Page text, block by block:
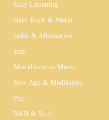
Easy Listening
Hard Rock & Metal
Indie & Alternative
Jazz
Miscellaneous Music
New Age & Meditation
Pop
R&B & Soul